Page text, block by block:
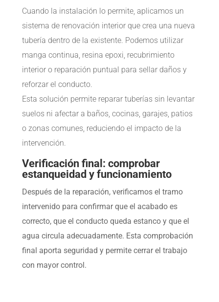
Cuando la instalación lo permite, aplicamos un
sistema de renovación interior que crea una nueva
tubería dentro de la existente. Podemos utilizar
manga continua, resina epoxi, recubrimiento
interior o reparación puntual para sellar daños y
reforzar el conducto.
Esta solución permite reparar tuberías sin levantar
suelos ni afectar a baños, cocinas, garajes, patios
o zonas comunes, reduciendo el impacto de la
intervención.
Verificación final: comprobar
estanqueidad y funcionamiento
Después de la reparación, verificamos el tramo
intervenido para confirmar que el acabado es
correcto, que el conducto queda estanco y que el
agua circula adecuadamente. Esta comprobación
final aporta seguridad y permite cerrar el trabajo
con mayor control.